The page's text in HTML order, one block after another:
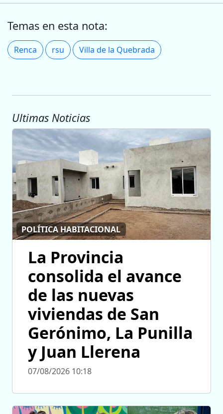
Temas en esta nota:
Renca rsu Villa de la Quebrada
Ultimas Noticias
POLÍTICA HABITACIONAL
La Provincia
consolida el avance
de las nuevas
viviendas de San
Gerónimo, La Punilla
y Juan Llerena
07/08/2026 10:18